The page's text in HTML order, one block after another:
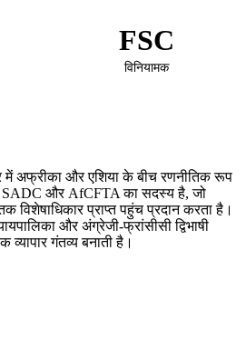
FSC
विनियामक
में अफ्रीका और एशिया के बीच रणनीतिक रूप
और AfCFTA का सदस्य है, जो
विशेषाधिकार प्राप्त पहुंच प्रदान करता है।
और अंग्रेजी-फ्रांसीसी द्विभाषी
गंतव्य बनाती है।